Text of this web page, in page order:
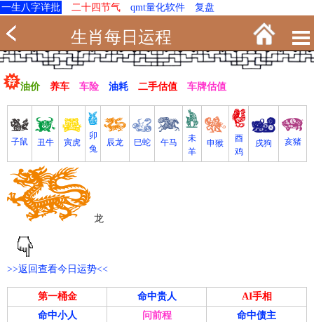
一生八字详批 二十四节气 qmt量化软件 复盘
生肖每日运程
油价 养车 车险 油耗 二手估值 车牌估值
子鼠 丑牛 寅虎
卯
兔
辰龙 巳蛇 午马
未
羊
申猴
酉
鸡
戌狗 亥猪
龙
>>返回查看今日运势<<
第一桶金 命中贵人
AI手相
命中小人
问前程 命中债主